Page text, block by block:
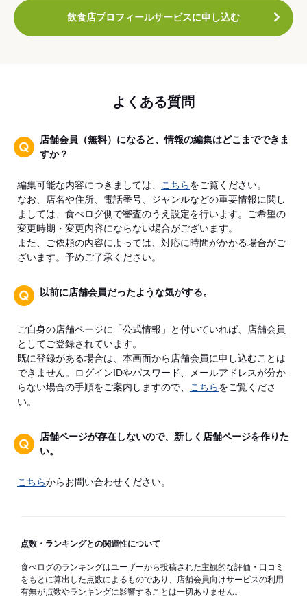
飲食店プロフィールサービスに申し込む
よくある質問
店舗会員（無料）になると、情報の編集はどこまでできま
すか？
編集可能な内容につきましては、 こちらをご覧ください。
なお、店名や住所、電話番号、ジャンルなどの重要情報に関し
ましては、食べログ側で審査のうえ設定を行います。ご希望の
変更時期・変更内容にならない場合がございます。
また、ご依頼の内容によっては、対応に時間がかかる場合がご
ざいます。予めご了承ください。
以前に店舗会員だったような気がする。
ご自身の店舗ページに「公式情報」と付いていれば、店舗会員
としてご登録されています。
既に登録がある場合は、本画面から店舗会員に申し込むことは
できません。ログインIDやパスワード、メールアドレスが分か
らない場合の手順をご案内しますので、
こちらをご覧くださ
い。
店舗ページが存在しないので、新しく店舗ページを作りた
い。
こちらからお問い合わせください。
点数・ランキングとの関連性について
食べログのランキングはユーザーから投稿された主観的な評価・口コミ
をもとに算出した点数によるものであり、店舗会員向けサービスの利用
有無が点数やランキングに影響することは一切ありません。